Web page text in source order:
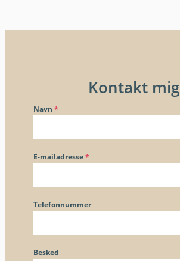
Kontakt mig
Navn *
E-mailadresse*
Telefonnummer
Besked